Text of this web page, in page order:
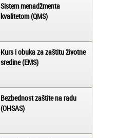
Sistem menadžmenta
kvalitetom (QMS)
Kurs i obuka za zaštitu životne
sredine (EMS)
Bezbednost zaštite na radu
(OHSAS)